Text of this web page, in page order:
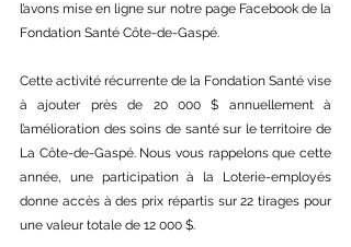
l’avons mise en ligne sur notre page Facebook de la
Fondation Santé Côte-de-Gaspé.
Cette activité récurrente de la Fondation Santé vise
à ajouter près de 20 000 $ annuellement à
l’amélioration des soins de santé sur le territoire de
La Côte-de-Gaspé. Nous vous rappelons que cette
année, une participation à la Loterie-employés
donne accès à des prix répartis sur 22 tirages pour
une valeur totale de 12 000 $.